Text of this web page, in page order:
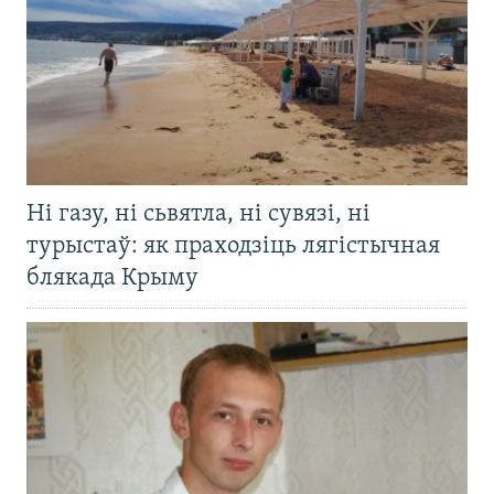
Ні газу, ні сьвятла, ні сувязі, ні
турыстаў: як праходзіць лягістычная
блякада Крыму